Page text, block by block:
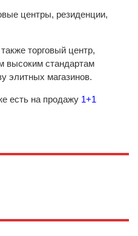
центры, резиденции,
торговый центр,
высоким стандартам
элитных магазинов.
есть на продажу 1+1